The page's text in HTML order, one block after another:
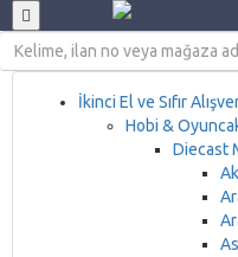
İkinci El ve Sıfır
Hobi &
Diecast